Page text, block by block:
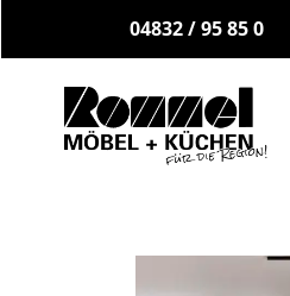
04832 / 95 85 0